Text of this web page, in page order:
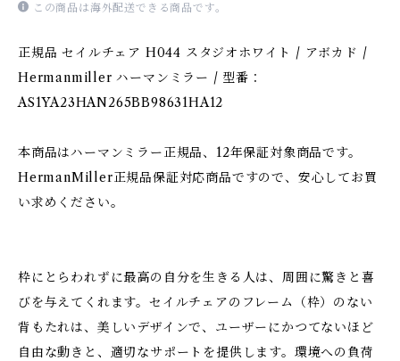
この商品は海外配送できる商品です。
正規品 セイルチェア H044 スタジオホワイト / アボカド /
Hermanmiller ハーマンミラー / 型番：
AS1YA23HAN265BB98631HA12
本商品はハーマンミラー正規品、12年保証対象商品です。
HermanMiller正規品保証対応商品ですので、安心してお買
い求めください。
枠にとらわれずに最高の自分を生きる人は、周囲に驚きと喜
びを与えてくれます。セイルチェアのフレーム（枠）のない
背もたれは、美しいデザインで、ユーザーにかつてないほど
自由な動きと、適切なサポートを提供します。環境への負荷